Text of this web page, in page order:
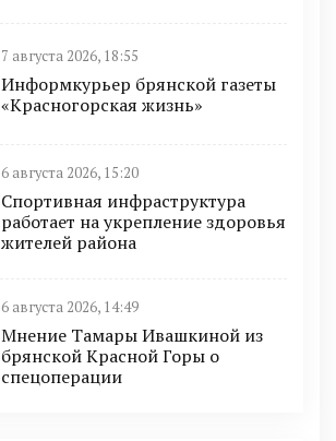
7 августа 2026, 18:55
Информкурьер брянской газеты
«Красногорская жизнь»
6 августа 2026, 15:20
Спортивная инфраструктура
работает на укрепление здоровья
жителей района
6 августа 2026, 14:49
Мнение Тамары Ивашкиной из
брянской Красной Горы о
спецоперации